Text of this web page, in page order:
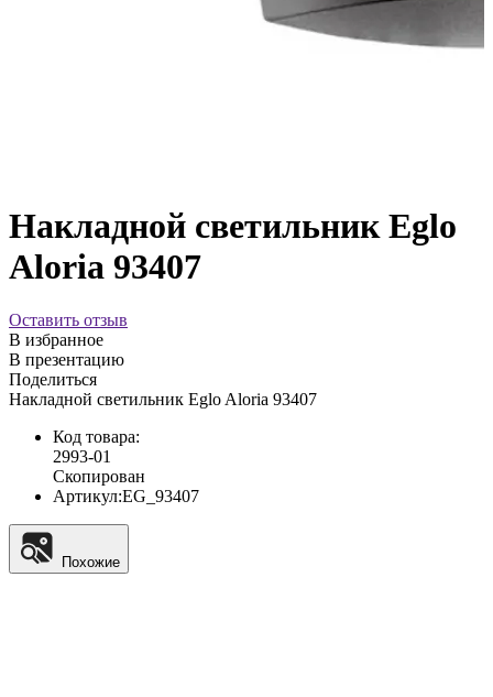
Накладной светильник Eglo
Aloria 93407
Оставить отзыв
В избранное
В презентацию
Поделиться
Накладной светильник Eglo Aloria 93407
Код товара:
2993-01
Скопирован
Артикул:EG_93407
Похожие